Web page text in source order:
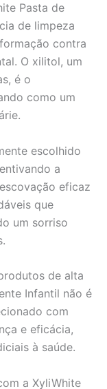
Pasta de
de limpeza
contra
O xilitol, um
é o
como um
escolhido
a
eficaz
que
um sorriso
de alta
Infantil não é
com
e eficácia,
à saúde.
a XyliWhite